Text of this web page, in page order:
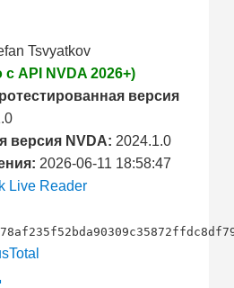
Tsvyatkov
API NVDA 2026+)
версия
версия NVDA: 2024.1.0
2026-06-11 18:58:47
Live Reader